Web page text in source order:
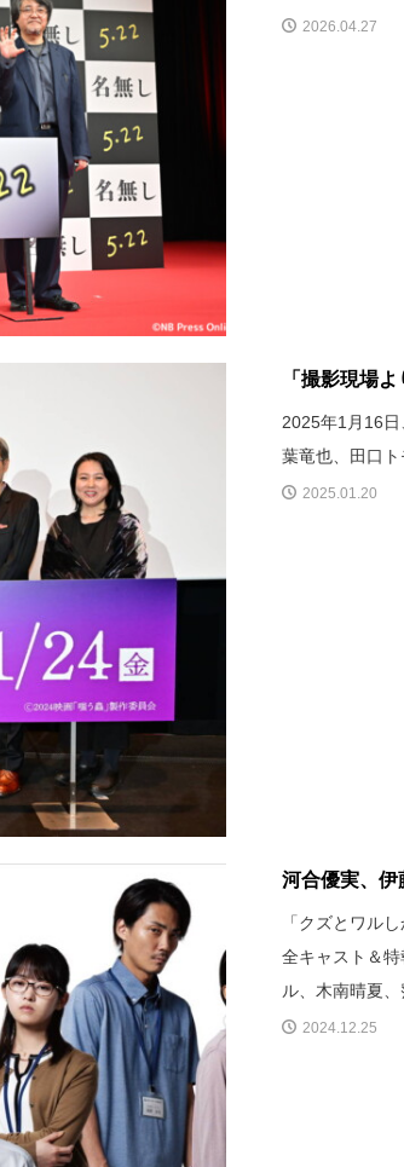
2026.04.27
「撮影現場
2025年1月16
葉竜也、田口
2025.01.20
河合優実、伊
「クズとワル
全キャスト＆
ル、木南晴夏
2024.12.25